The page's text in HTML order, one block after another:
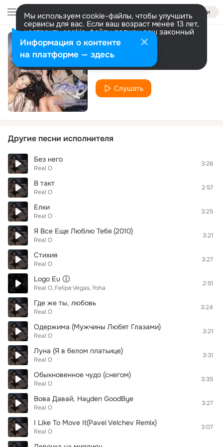
Войти
Мы используем cookie-файлы, чтобы улучшить
сервисы для вас. Если ваш возраст менее 13 лет,
настроить cookie-файлы должен ваш законный
представитель. Больше информации
Разрешить все Настроить
Вишня
Real O
Слушать
Другие песни исполнителя
Без него
Real O
3:26
В такт
Real O
2:57
Елки
Real O
3:25
Я Все Еще Люблю Тебя (2010)
Real O
3:21
Стихия
Real O
3:27
Logo Eu
Real O Felipe Vegas Yoha
2:51
Где же ты, любовь
Real O
3:24
Одержима (Мужчины Любят Глазами)
Real O
3:21
Луна (Я в белом платьице)
Real O
3:31
Обыкновенное чудо (снегом)
Real O
3:35
Вова Давай, Hayden GoodBye
Real O
3:27
I Like To Move It(Pavel Velchev Remix)
Real O
3:07
Информация о контенте
на платформе — здесь